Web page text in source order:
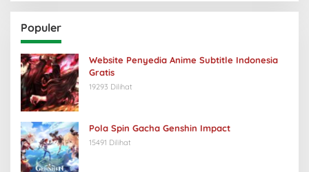
Populer
Website Penyedia Anime Subtitle Indonesia
Gratis
19293 Dilihat
Pola Spin Gacha Genshin Impact
15491 Dilihat